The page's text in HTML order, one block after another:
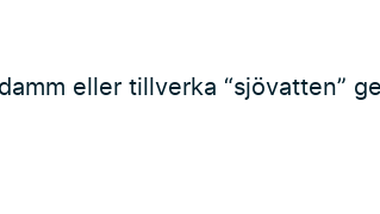
eller tillverka “sjövatten”